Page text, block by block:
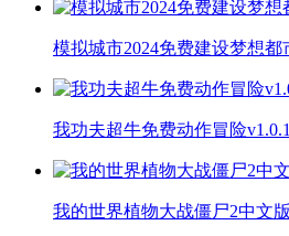
模拟城市2024免费建设梦想都
我功夫超牛免费动作冒险
我的世界植物大战僵尸2中文